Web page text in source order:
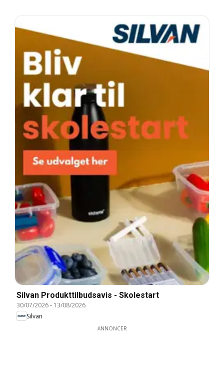
Silvan Produkttilbudsavis - Skolestart
30/07/2026- 13/08/2026
Silvan
ANNONCER